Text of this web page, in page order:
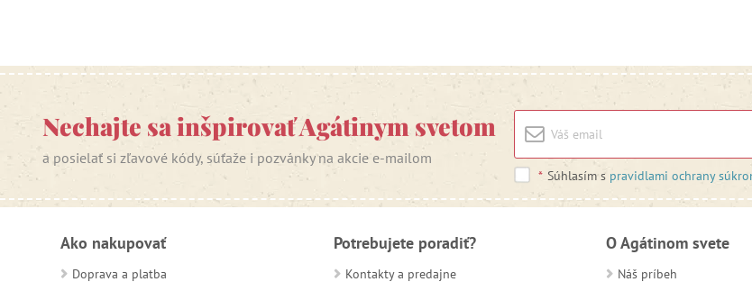
Nechajte sa inšpirovať Agátinym svetom
a posielať si zľavové kódy, súťaže i pozvánky na akcie e-mailom
* Súhlasím s pravidlami ochrany
Ako nakupovať
Doprava a platba
Potrebujete poradiť?
Kontakty a predajne
O Agátinom svete
Náš príbeh